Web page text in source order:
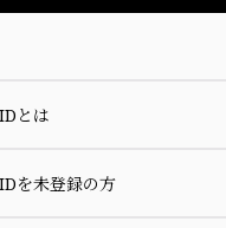
とは
を未登録の方